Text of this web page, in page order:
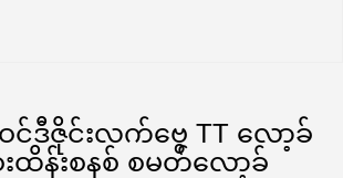
တဝင်ဒီဇိုင်းလက်ဗွေ TT လော့ခ်
န်းစနစ် စမတ်လော့ခ်